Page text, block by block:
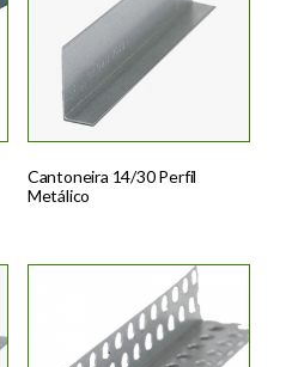
Cantoneira 14/30 Perfil
Metálico